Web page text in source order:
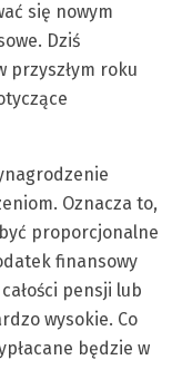
się nowym
Dziś
przyszłym roku
Oznacza to,
proporcjonalne
finansowy
pensji lub
wysokie. Co
będzie w